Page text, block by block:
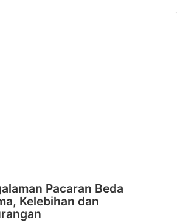
Pacaran Beda
Kelebihan dan